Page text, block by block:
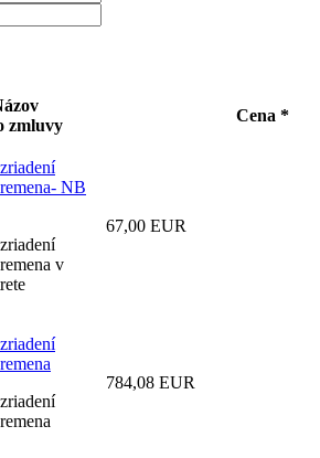
zmluvy
Cena *
NB
v
67,00 EUR
784,08 EUR